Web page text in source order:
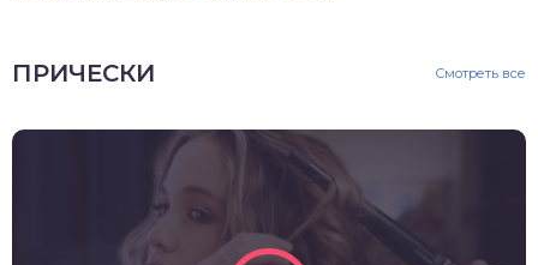
ПРИЧЕСКИ Смотреть все